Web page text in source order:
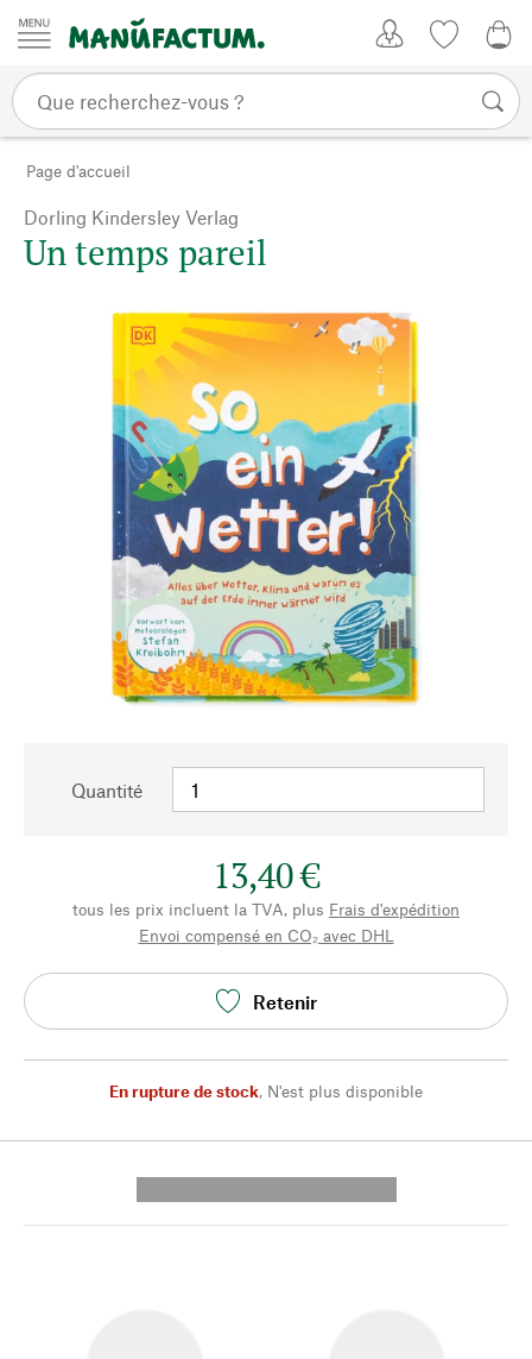
Passer au contenu
Page d'accueil
Dorling Kindersley Verlag
Un temps pareil
Quantité
13,40 €
tous les prix incluent la TVA, plus Frais d'expédition
Envoi compensé en CO₂ avec DHL
Retenir
En rupture de stock, N'est plus disponible